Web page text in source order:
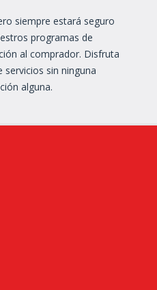
siempre estará seguro
programas de
al comprador. Disfruta
servicios sin ninguna
alguna.